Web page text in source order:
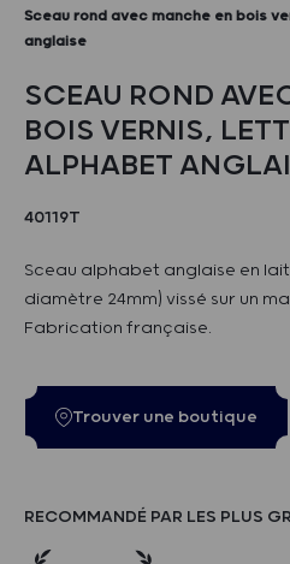
Sceau rond avec manche en bois
anglaise
SCEAU ROND
BOIS VERNIS,
ALPHABET
40119T
Sceau alphabet anglaise en
diamètre 24mm) vissé sur un
Fabrication française.
Trouver une boutique
RECOMMANDÉ PAR LES PLUS